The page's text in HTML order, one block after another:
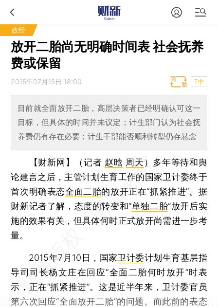
政经
放开二胎尚无明确时间表 社会抚养
费或保留
2015年07月15日 18:00 T中
目前就全面放开二胎，高层决策者已经明确认可这一
目标，但具体的时间并未议定；计生部门认为社会抚
养费仍有存在必要；计生干部能否顺利转型仍存悬念
【财新网】（记者 赵晗 周天 ） 多年等待和舆
论建言之后，主管计划生育工作的国家卫计委终于
首次明确表态全面二胎的放开正在“抓紧推进”。据
财新记者了解，态度的转变和“单独二胎”放开后实
施的效果有关，但具体何时正式放开尚需进一步考
量。
2015年7月10日，国家卫计委计划生育基层指
导司司长杨文庄在回应“全面二胎何时放开”时表
示，正在“抓紧推进”。这是近半年来，卫计委官员
第六次回应“全面放开二胎”的问题。而此前的表态